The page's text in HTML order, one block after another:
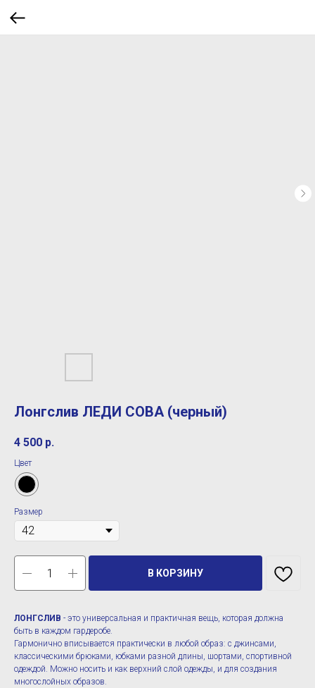
Лонгслив ЛЕДИ СОВА (черный)
4 500 р.
Цвет
Размер
В КОРЗИНУ
ЛОНГСЛИВ - это универсальная и практичная вещь, которая должна
быть в каждом гардеробе.
Гармонично вписывается практически в любой образ: с джинсами,
классическими брюками, юбками разной длины, шортами, спортивной
одеждой. Можно носить и как верхний слой одежды, и для создания
многослойных образов.